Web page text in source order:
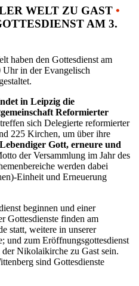
WELT ZU GAST •
AM 3.
haben den Gottesdienst am
in der Evangelisch
in Leipzig die
Reformierter
sich Delegierte reformierter
225 Kirchen, um über ihre
Gott, erneure und
der Versammlung im Jahr des
werden dabei
Einheit und Erneuerung
beginnen und einer
Gottesdienste finden am
statt, weitere in unserer
und zum Eröffnungsgottesdienst
Nikolaikirche zu Gast sein.
sind Gottesdienste